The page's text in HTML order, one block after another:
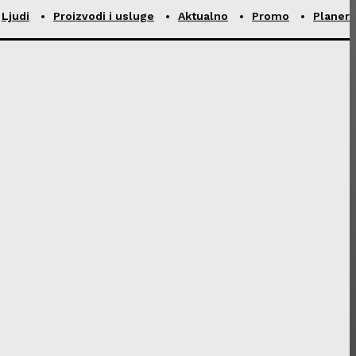
Ljudi Proizvodi i usluge Aktualno Promo Planer